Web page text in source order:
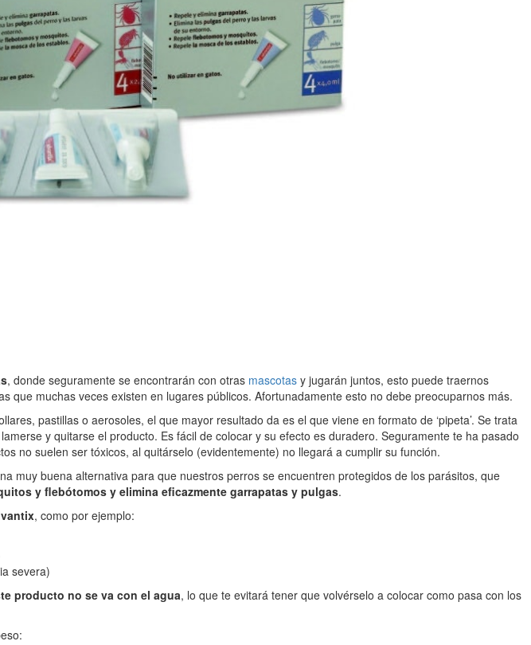
, donde seguramente se encontrarán con otras mascotas y jugarán juntos, esto puede traernos
muchas veces existen en lugares públicos. Afortunadamente esto no debe preocuparnos más.
pastillas o aerosoles, el que mayor resultado da es el que viene en formato de ‘pipeta’. Se trata
y quitarse el producto. Es fácil de colocar y su efecto es duradero. Seguramente te ha pasado
no suelen ser tóxicos, al quitárselo (evidentemente) no llegará a cumplir su función.
muy buena alternativa para que nuestros perros se encuentren protegidos de los parásitos, que
y flebótomos y elimina eficazmente garrapatas y pulgas.
, como por ejemplo:
severa)
producto no se va con el agua, lo que te evitará tener que volvérselo a colocar como pasa con los